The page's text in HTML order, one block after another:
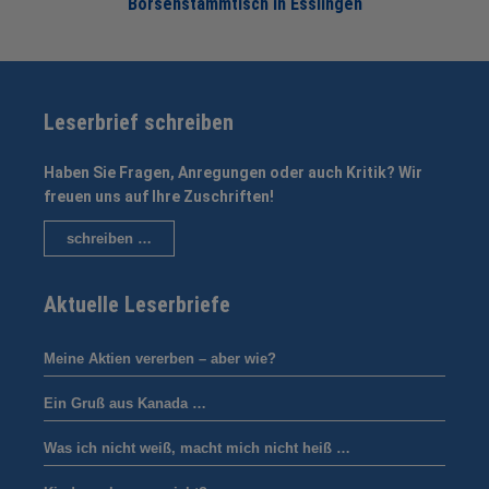
Leserbrief schreiben
Haben Sie Fragen, Anregungen oder auch Kritik? Wir
freuen uns auf Ihre Zuschriften!
schreiben …
Aktuelle Leserbriefe
Meine Aktien vererben – aber wie?
Ein Gruß aus Kanada …
Was ich nicht weiß, macht mich nicht heiß …